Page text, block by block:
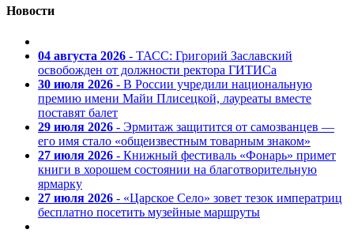
Новости
04 августа 2026 - ТАСС: Григорий Заславский
освобожден от должности ректора ГИТИСа
30 июля 2026 - В России учредили национальную
премию имени Майи Плисецкой, лауреаты вместе
поставят балет
29 июля 2026 - Эрмитаж защитится от самозванцев —
его имя стало «общеизвестным товарным знаком»
27 июля 2026 - Книжный фестиваль «Фонарь» примет
книги в хорошем состоянии на благотворительную
ярмарку
27 июля 2026 - «Царское Село» зовет тезок императриц
бесплатно посетить музейные маршруты